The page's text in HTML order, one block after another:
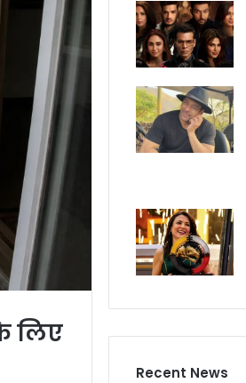
लिए
Recent News